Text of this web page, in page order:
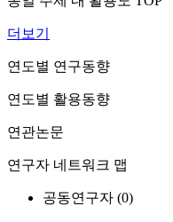
더보기
연도별 연구동향
연도별 활용동향
연관논문
연구자 네트워크 맵
공동연구자 (0)